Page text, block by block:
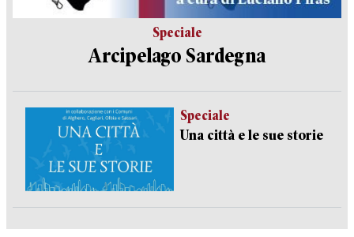
Speciale
Arcipelago Sardegna
Speciale
Una città e le sue storie